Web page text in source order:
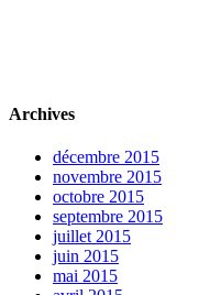
Archives
décembre 2015
novembre 2015
octobre 2015
septembre 2015
juillet 2015
juin 2015
mai 2015